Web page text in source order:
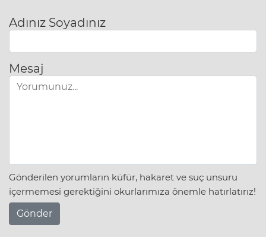
Adınız Soyadınız
Mesaj
Gönderilen yorumların küfür, hakaret ve suç unsuru
içermemesi gerektiğini okurlarımıza önemle hatırlatırız!
Gönder